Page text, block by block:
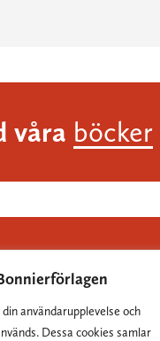
användarupplevelse och
Dessa cookies samlar
våra böcker
och är Sveriges